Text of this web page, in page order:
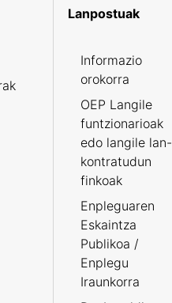
Lanpostuak
Informazio
orokorra
OEP Langile
funtzionarioak
edo langile lan-
kontratudun
finkoak
Enpleguaren
Eskaintza
Publikoa /
Enplegu
Iraunkorra